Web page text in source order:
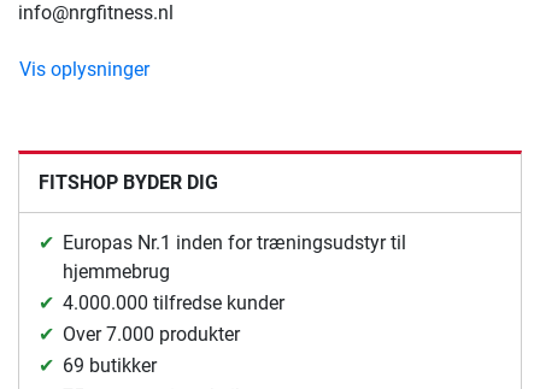
info@nrgfitness.nl
Vis oplysninger
FITSHOP BYDER DIG
Europas Nr.1 inden for træningsudstyr til
hjemmebrug
4.000.000 tilfredse kunder
Over 7.000 produkter
69 butikker